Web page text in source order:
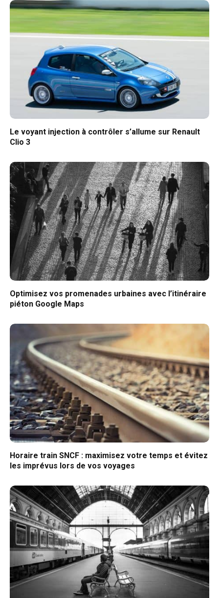
Le voyant injection à contrôler s’allume sur Renault
Clio 3
Optimisez vos promenades urbaines avec l’itinéraire
piéton Google Maps
Horaire train SNCF : maximisez votre temps et évitez
les imprévus lors de vos voyages